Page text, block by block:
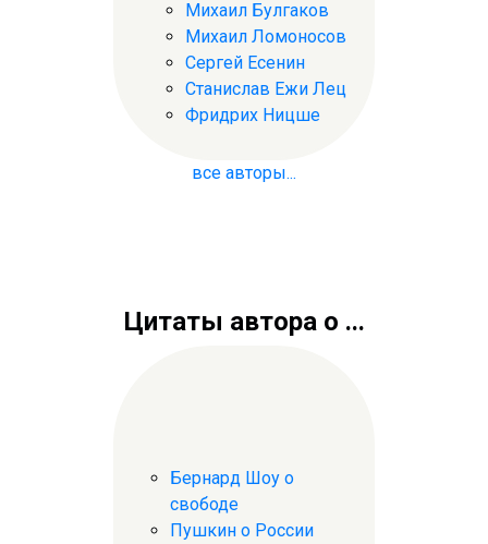
Михаил Булгаков
Михаил Ломоносов
Сергей Есенин
Станислав Ежи Лец
Фридрих Ницше
все авторы...
Цитаты автора о ...
Бернард Шоу о
свободе
Пушкин о России